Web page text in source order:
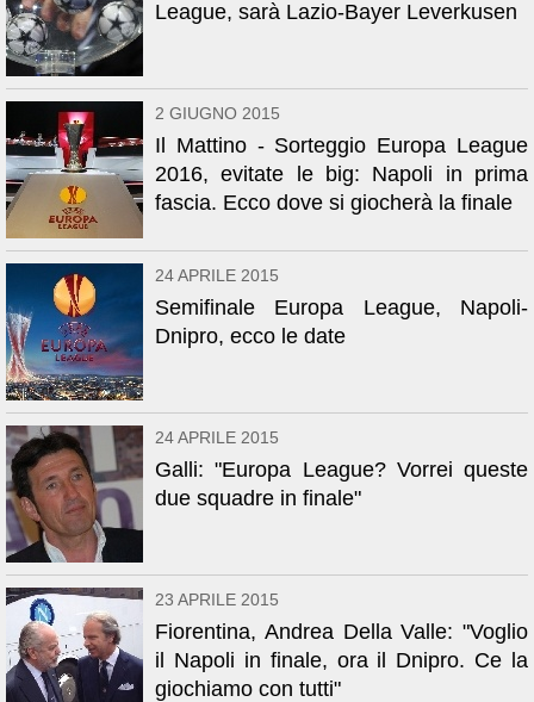
League, sarà Lazio-Bayer Leverkusen
2 GIUGNO 2015
Il Mattino - Sorteggio Europa League
2016, evitate le big: Napoli in prima
fascia. Ecco dove si giocherà la finale
24 APRILE 2015
Semifinale Europa League, Napoli-
Dnipro, ecco le date
24 APRILE 2015
Galli: "Europa League? Vorrei queste
due squadre in finale"
23 APRILE 2015
Fiorentina, Andrea Della Valle: "Voglio
il Napoli in finale, ora il Dnipro. Ce la
giochiamo con tutti"